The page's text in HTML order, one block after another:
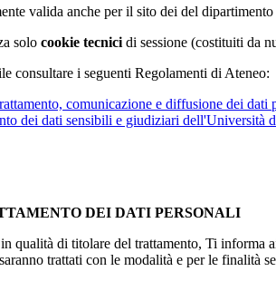
valida anche per il sito dei del
solo cookie tecnici di sessione (costituiti da
consultare i seguenti Regolamenti di Ateneo:
comunicazione e diffusione dei
dei dati sensibili e giudiziari dell'Università
DEI DATI PERSONALI
qualità di titolare del trattamento, Ti informa
trattati con le modalità e per le finalità